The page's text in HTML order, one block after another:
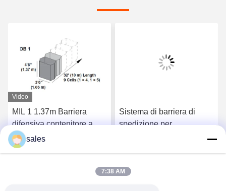
Video
MIL 1 1.37m Barriera
difensiva contenitore a
maglia pieghevole 4,0 mm
Sistema di barriera di
spedizione per
sales
7:38 AM